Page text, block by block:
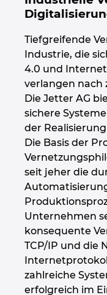
Tiefgreifende
Industrie, die
4.0 und Internet
verlangen nach
Die Jetter AG
sichere
der
Die Basis der
seit jeher die
Unternehmen
konsequente
TCP/IP und die
zahlreiche
erfolgreich im
Niederlande
Norwegen
Österreich
Peru
Philippinen
Polen
Portugal
Rumänien